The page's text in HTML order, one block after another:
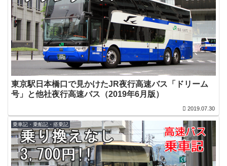
東京駅日本橋口で見かけたJR夜行高速バス「ドリーム
号」と他社夜行高速バス（2019年6月版）
2019.07.30
乗車記・乗船記・搭乗記